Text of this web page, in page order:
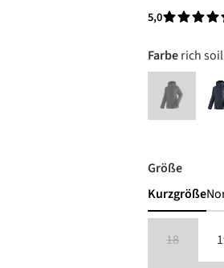
5,0
Farberich soil
black
(Diese
Größe
Kurzgröße
18